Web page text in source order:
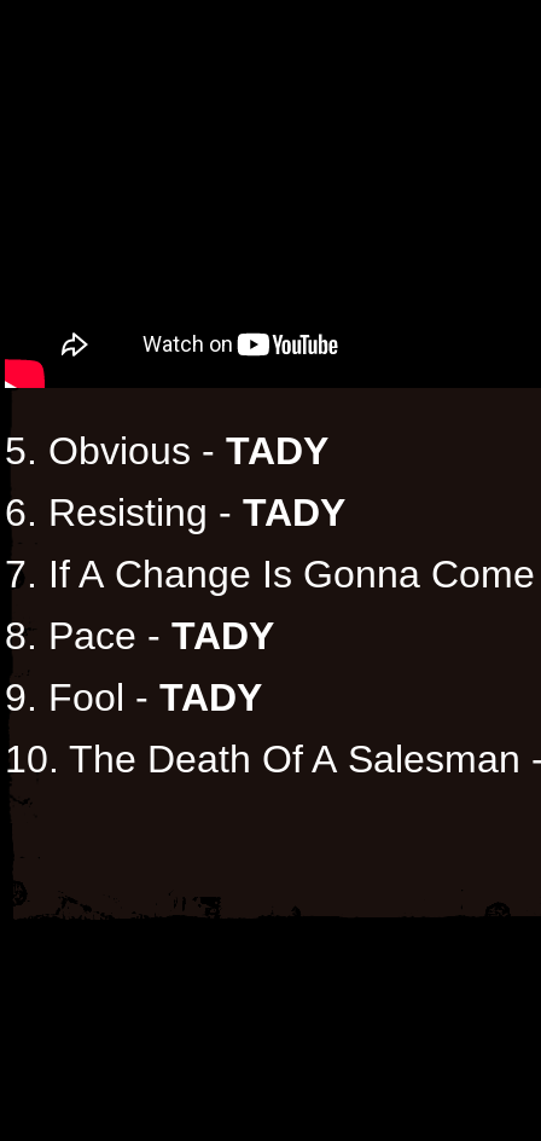
5. Obvious - TADY
6. Resisting - TADY
7. If A Change Is Gonna
8. Pace - TADY
9. Fool - TADY
10. The Death Of A Salesman